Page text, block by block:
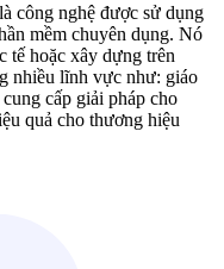
công nghệ được sử dụng
mềm chuyên dụng. Nó
tế hoặc xây dựng trên
nhiều lĩnh vực như: giáo
cấp giải pháp cho
quả cho thương hiệu